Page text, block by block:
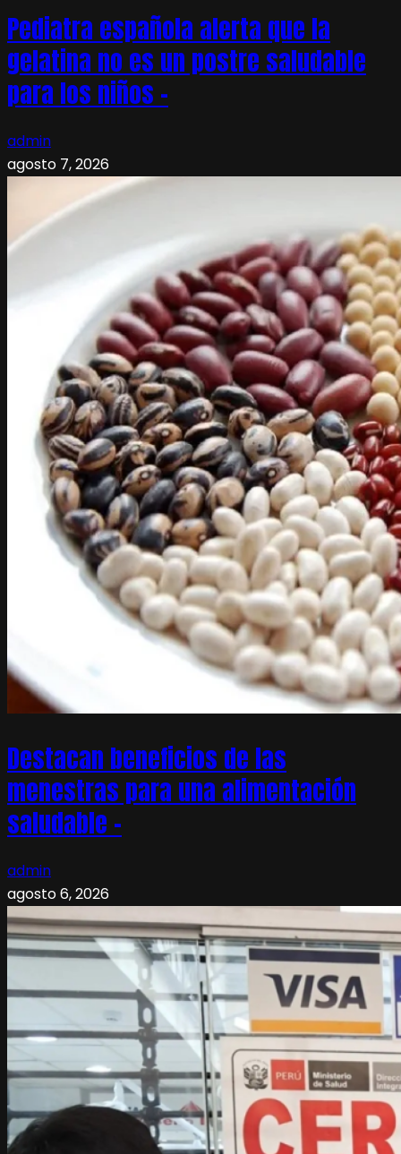
Pediatra española alerta que la
gelatina no es un postre saludable
para los niños –
admin
agosto 7, 2026
Destacan beneficios de las
menestras para una alimentación
saludable –
admin
agosto 6, 2026